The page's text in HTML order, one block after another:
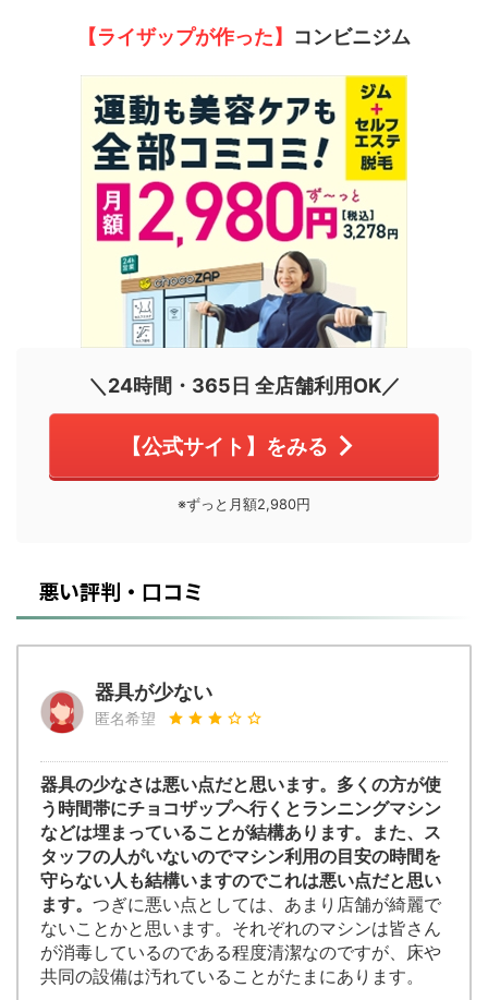
【ライザップが作った】 コンビニジム
＼24時間・365日 全店舗利用OK／
【公式サイト】をみる
※ずっと月額2,980円
悪い評判・口コミ
器具が少ない
匿名希望
器具の少なさは悪い点だと思います。多くの方が使
う時間帯にチョコザップへ行くとランニングマシン
などは埋まっていることが結構あります。また、ス
タッフの人がいないのでマシン利用の目安の時間を
守らない人も結構いますのでこれは悪い点だと思い
ます。 つぎに悪い点としては、あまり店舗が綺麗で
ないことかと思います。それぞれのマシンは皆さん
が消毒しているのである程度清潔なのですが、床や
共同の設備は汚れていることがたまにあります。